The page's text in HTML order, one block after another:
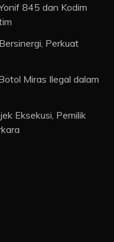
845 dan Kodim
Perkuat
Miras Ilegal dalam
Eksekusi, Pemilik